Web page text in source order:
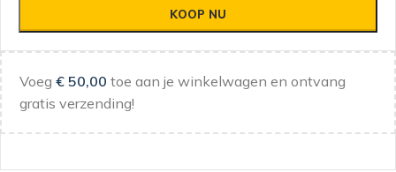
KOOP NU
Voeg € 50,00 toe aan je winkelwagen en ontvang
gratis verzending!